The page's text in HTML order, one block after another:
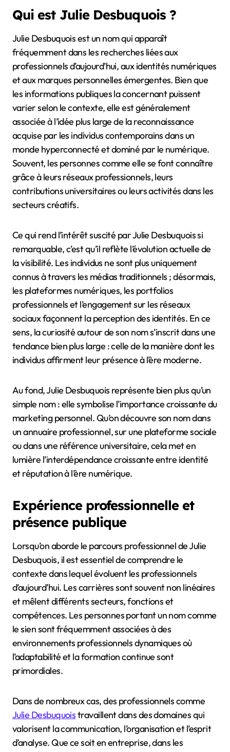
Qui est Julie Desbuquois ?
Julie Desbuquois est un nom qui apparaît
fréquemment dans les recherches liées aux
professionnels d’aujourd’hui, aux identités numériques
et aux marques personnelles émergentes. Bien que
les informations publiques la concernant puissent
varier selon le contexte, elle est généralement
associée à l’idée plus large de la reconnaissance
acquise par les individus contemporains dans un
monde hyperconnecté et dominé par le numérique.
Souvent, les personnes comme elle se font connaître
grâce à leurs réseaux professionnels, leurs
contributions universitaires ou leurs activités dans les
secteurs créatifs.
Ce qui rend l’intérêt suscité par Julie Desbuquois si
remarquable, c’est qu’il reflète l’évolution actuelle de
la visibilité. Les individus ne sont plus uniquement
connus à travers les médias traditionnels ; désormais,
les plateformes numériques, les portfolios
professionnels et l’engagement sur les réseaux
sociaux façonnent la perception des identités. En ce
sens, la curiosité autour de son nom s’inscrit dans une
tendance bien plus large : celle de la manière dont les
individus affirment leur présence à l’ère moderne.
Au fond, Julie Desbuquois représente bien plus qu’un
simple nom : elle symbolise l’importance croissante du
marketing personnel. Qu’on découvre son nom dans
un annuaire professionnel, sur une plateforme sociale
ou dans une référence universitaire, cela met en
lumière l’interdépendance croissante entre identité
et réputation à l’ère numérique.
Expérience professionnelle et
présence publique
Lorsqu’on aborde le parcours professionnel de Julie
Desbuquois, il est essentiel de comprendre le
contexte dans lequel évoluent les professionnels
d’aujourd’hui. Les carrières sont souvent non linéaires
et mêlent différents secteurs, fonctions et
compétences. Les personnes portant un nom comme
le sien sont fréquemment associées à des
environnements professionnels dynamiques où
l’adaptabilité et la formation continue sont
primordiales.
Dans de nombreux cas, des professionnels comme
Julie Desbuquoistravaillent dans des domaines qui
valorisent la communication, l’organisation et l’esprit
d’analyse. Que ce soit en entreprise, dans les